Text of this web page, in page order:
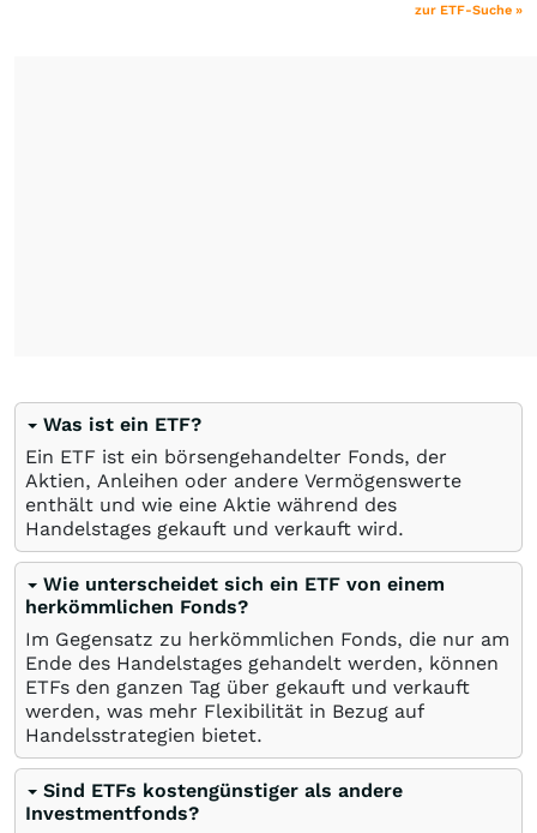
zur ETF-Suche »
Was ist ein ETF?
Ein ETF ist ein börsengehandelter Fonds, der
Aktien, Anleihen oder andere Vermögenswerte
enthält und wie eine Aktie während des
Handelstages gekauft und verkauft wird.
Wie unterscheidet sich ein ETF von einem
herkömmlichen Fonds?
Im Gegensatz zu herkömmlichen Fonds, die nur am
Ende des Handelstages gehandelt werden, können
ETFs den ganzen Tag über gekauft und verkauft
werden, was mehr Flexibilität in Bezug auf
Handelsstrategien bietet.
Sind ETFs kostengünstiger als andere
Investmentfonds?